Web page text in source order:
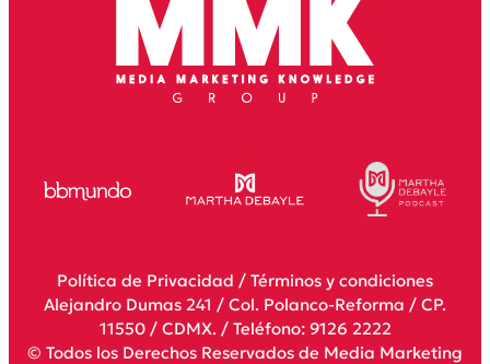
Política de Privacidad / Términos y condiciones
Alejandro Dumas 241 / Col. Polanco-Reforma / CP.
11550 / CDMX. / Teléfono: 9126 2222
© Todos los Derechos Reservados de Media Marketing